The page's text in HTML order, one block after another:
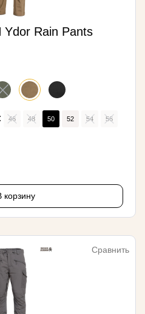
Ydor Rain Pants
46 48 50 52 54 56
корзину
Сравнить